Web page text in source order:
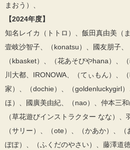
まおう）、
【2024年度】
知名レイカ（トトロ）、飯田真由美（
壹岐沙智子、（konatsu）、國友朋子、
（kbasket）、（花あそびやhana）、
川大都、IRONOWA、（てぃもん）、
家）、（dochie）、（goldenluckygirl
ほ）、國廣美由紀、（nao）、仲本三和
（草花遊びインストラクター なな）、
（サリー）、（ote）、（かあか）、
ぽぽ）、（ふくだのやさい）、藤澤道